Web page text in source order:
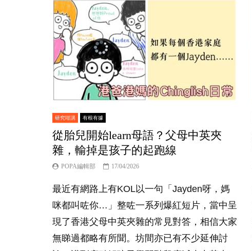
研究咁講 有根有據
從胎兒開始learn母語？父母中英夾
雜，輸掉是孩子的起跑線
POPA編輯部 17/04/2026
最近有網路上有KOL以一句「Jayden呀，媽
咪都叫咗你…」整咗一系列爆紅短片，當中呈
現了香港父母中英夾雜的常見對答，相信大家
無睇過都略有所聞。坊間亦已有不少延伸討